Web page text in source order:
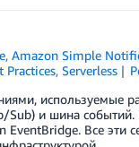
,Amazon Simple
Practices, Serverless
используемые
и шина событий.
EventBridge. Все эти